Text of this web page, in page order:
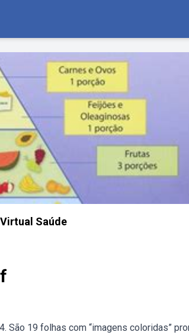
Saúde
São 19 folhas com “imagens coloridas”